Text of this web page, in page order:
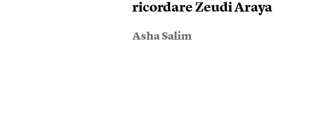
ricordare Zeudi Araya
Asha Salim